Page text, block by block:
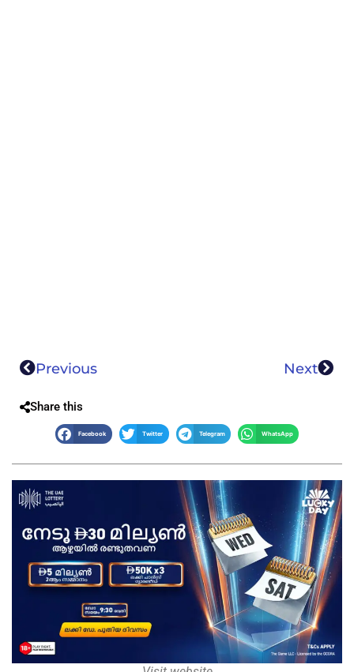
Previous Next
Share this
Facebook Twitter Telegram WhatsApp